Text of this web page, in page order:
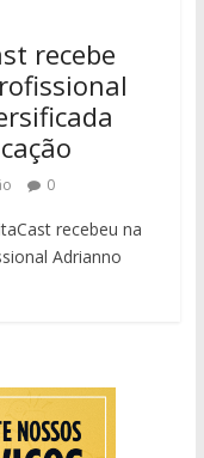
recebe
0
recebeu na
Adrianno